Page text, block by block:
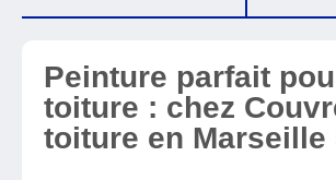
Peinture parfait
toiture : chez
toiture en Marseille